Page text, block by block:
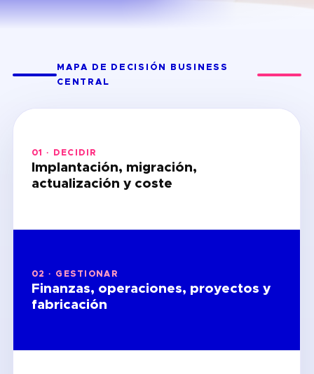
MAPA DE DECISIÓN BUSINESS
CENTRAL
01 · DECIDIR
Implantación, migración,
actualización y coste
02 · GESTIONAR
Finanzas, operaciones, proyectos y
fabricación